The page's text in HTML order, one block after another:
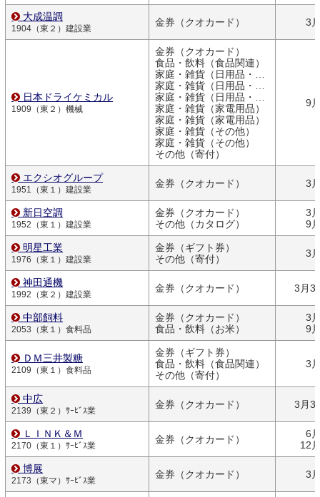
大成温調
1904（東２）建設業
金券（クオカード） 3
日本ドライケミカル
1909（東２）機械
金券（クオカード）
食品・飲料（食品関連）
家庭・雑貨（日用品・文房具）
家庭・雑貨（日用品・文房具）
家庭・雑貨（日用品・文房具）
家庭・雑貨（家電用品）
家庭・雑貨（家電用品）
家庭・雑貨（その他）
家庭・雑貨（その他）
その他（寄付）
9
エクシオグループ
1951（東１）建設業
金券（クオカード） 3
新日空調
1952（東１）建設業
金券（クオカード）
その他（カタログ）
3
9
明星工業
1976（東１）建設業
金券（ギフト券）
その他（寄付）
3
神田通機
1992（東２）建設業
金券（クオカード） 3月
中部飼料
2053（東１）食料品
金券（クオカード）
食品・飲料（お米）
3
9
ＤＭ三井製糖
2109（東１）食料品
金券（ギフト券）
食品・飲料（食品関連）
その他（寄付）
3
中広
2139（東２）ｻｰﾋﾞｽ業
金券（クオカード） 3月
ＬＩＮＫ＆Ｍ
2170（東１）ｻｰﾋﾞｽ業
金券（クオカード）
6
12
博展
2173（東マ）ｻｰﾋﾞｽ業
金券（クオカード） 3